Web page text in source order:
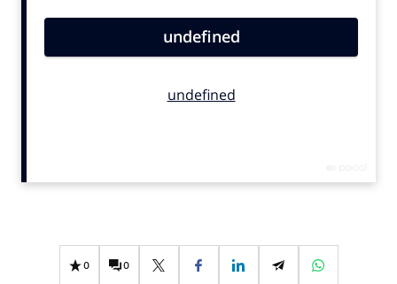
Artificial Intelligence
0 0